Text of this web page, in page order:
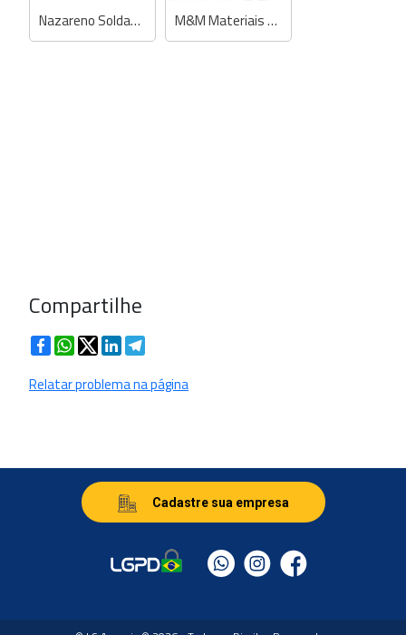
Nazareno Soldas e Ferramentas M&M Materiais de Construção
Compartilhe
FacebookWhatsApp
TwitterLinkedIn
Relatar problema na página
Cadastre sua empresa